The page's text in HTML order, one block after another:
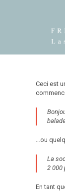
Ceci est
…ou
La
2 000
En tant